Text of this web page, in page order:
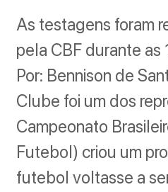
As testagens foram
pela CBF durante
Por: Bennison de
Clube foi um dos
Campeonato
Futebol) criou um
futebol voltasse a